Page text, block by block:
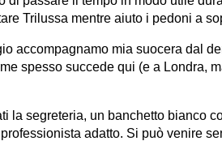
Trilussa mentre aiuto i pedoni a
accompagnamo mia suocera dal
spesso succede qui (e a Londra,
la segreteria, un banchetto bianco
adatto. Si può venire